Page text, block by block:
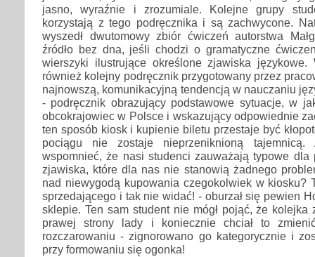
jasno, wyraźnie i zrozumiale. Kolejne grupy
korzystają z tego podręcznika i są zachwycone.
wyszedł dwutomowy zbiór ćwiczeń autorstwa
źródło bez dna, jeśli chodzi o gramatyczne
wierszyki ilustrujące określone zjawiska
również kolejny podręcznik przygotowany przez
najnowszą, komunikacyjną tendencją w nauczaniu
- podręcznik obrazujący podstawowe sytuacje, w
obcokrajowiec w Polsce i wskazujący odpowiednie
ten sposób kiosk i kupienie biletu przestaje być
pociągu nie zostaje nieprzeniknioną
wspomnieć, że nasi studenci zauważają typowe dla
zjawiska, które dla nas nie stanowią żadnego
nad niewygodą kupowania czegokolwiek w kiosku?
sprzedającego i tak nie widać! - oburzał się pewien
sklepie. Ten sam student nie mógł pojąć, że
prawej strony lady i koniecznie chciał to
rozczarowaniu - zignorowano go kategorycznie i
przy formowaniu się ogonka!